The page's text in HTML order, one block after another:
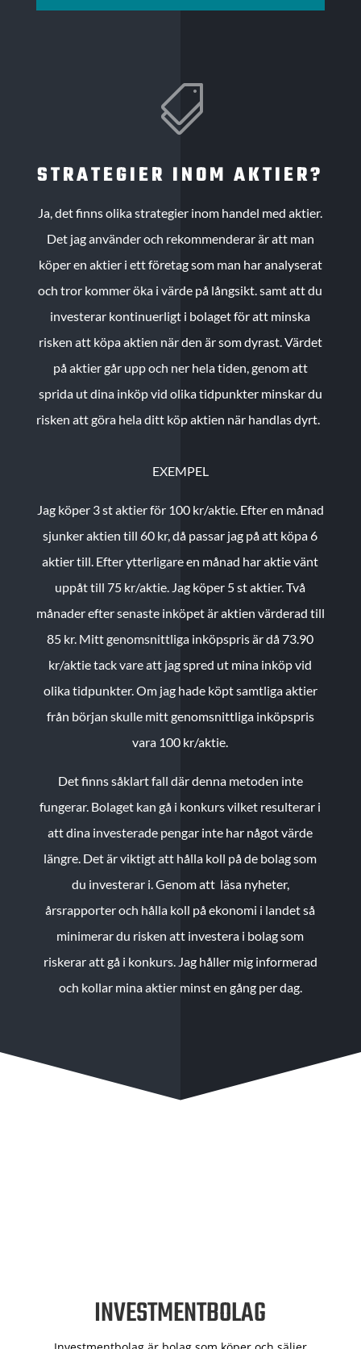

STRATEGIER INOM AKTIER?
Ja, det finns olika strategier inom handel med aktier.
Det jag använder och rekommenderar är att man
köper en aktier i ett företag som man har analyserat
och tror kommer öka i värde på långsikt. samt att du
investerar kontinuerligt i bolaget för att minska
risken att köpa aktien när den är som dyrast. Värdet
på aktier går upp och ner hela tiden, genom att
sprida ut dina inköp vid olika tidpunkter minskar du
risken att göra hela ditt köp aktien när handlas dyrt.
EXEMPEL
Jag köper 3 st aktier för 100 kr/aktie. Efter en månad
sjunker aktien till 60 kr, då passar jag på att köpa 6
aktier till. Efter ytterligare en månad har aktie vänt
uppåt till 75 kr/aktie. Jag köper 5 st aktier.Två
månader efter senaste inköpet är aktien värderad till
85 kr. Mitt genomsnittliga inköpspris är då 73.90
kr/aktie tack vare att jag spred ut mina inköp vid
olika tidpunkter. Om jag hade köpt samtliga aktier
från början skulle mitt genomsnittliga inköpspris
vara 100 kr/aktie.
Det finns såklart fall där denna metoden inte
fungerar. Bolaget kan gå i konkurs vilket resulterar i
att dina investerade pengar inte har något värde
längre. Det är viktigt att hålla koll på de bolag som
du investerar i. Genom att läsa nyheter,
årsrapporter och hålla koll på ekonomi i landet så
minimerar du risken att investera i bolag som
riskerar att gå i konkurs. Jag håller mig informerad
och kollar mina aktier minst en gång per dag.
INVESTMENTBOLAG